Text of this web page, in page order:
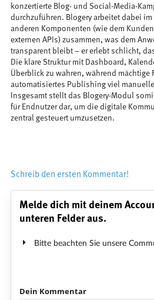
konzertierte Blog- und Social-Media-
durchzuführen. Blogery arbeitet dabei
anderen Komponenten (wie dem
externen APIs) zusammen, was dem
transparent bleibt – er erlebt schlicht,
Die klare Struktur mit Dashboard,
Überblick zu wahren, während mächtige
automatisiertes Publishing viel
Insgesamt stellt das Blogery-Modul
für Endnutzer dar, um die digitale
zentral gesteuert umzusetzen.
Schreib den ersten Kommentar!
Melde dich mit deinem
unteren Felder aus.
Bitte beachten Sie unsere
Dein Kommentar